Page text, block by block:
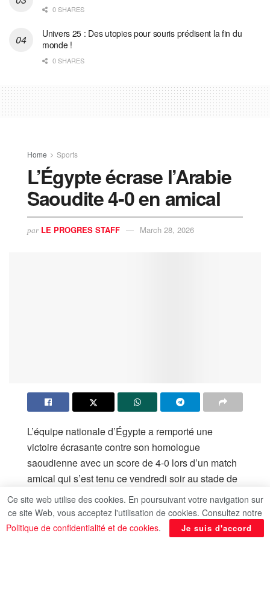
0 SHARES
Univers 25 : Des utopies pour souris prédisent la fin du
monde !
0 SHARES
Home Sports
L’Égypte écrase l’Arabie
Saoudite 4-0 en amical
par LE PROGRES STAFF March 28, 2026
L’équipe nationale d’Égypte a remporté une
victoire écrasante contre son homologue
saoudienne avec un score de 4-0 lors d’un match
amical qui s’est tenu ce vendredi soir au stade de
l’Inmaa dans la ville de Djeddah, selon
ysscores.com.
Les buts de l’équipe d’Égypte ont été marqués par
Ce site web utilise des cookies. En poursuivant votre navigation sur
ce site Web, vous acceptez l'utilisation de cookies. Consultez notre
Politique de confidentialité et de cookies. Je suis d'accord